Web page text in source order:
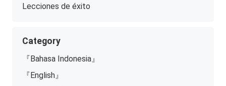
Lecciones de éxito
Category
『Bahasa Indonesia』
『English』